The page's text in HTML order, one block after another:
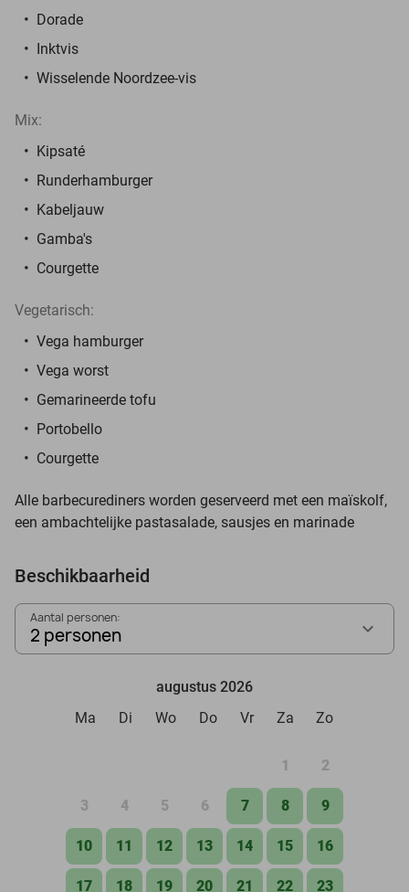
Dorade
Inktvis
Wisselende Noordzee-vis
Mix:
Kipsaté
Runderhamburger
Kabeljauw
Gamba's
Courgette
Vegetarisch:
Vega hamburger
Vega worst
Gemarineerde tofu
Portobello
Courgette
Alle barbecurediners worden geserveerd met een maïskolf,
een ambachtelijke pastasalade, sausjes en marinade
Beschikbaarheid
Aantal personen:
2 personen
augustus 2026
Ma
Di Wo Do Vr Za Zo
1 2
3 4 5 6 7 8 9
10 11 12 13 14 15 16
17 18 19 20 21 22 23